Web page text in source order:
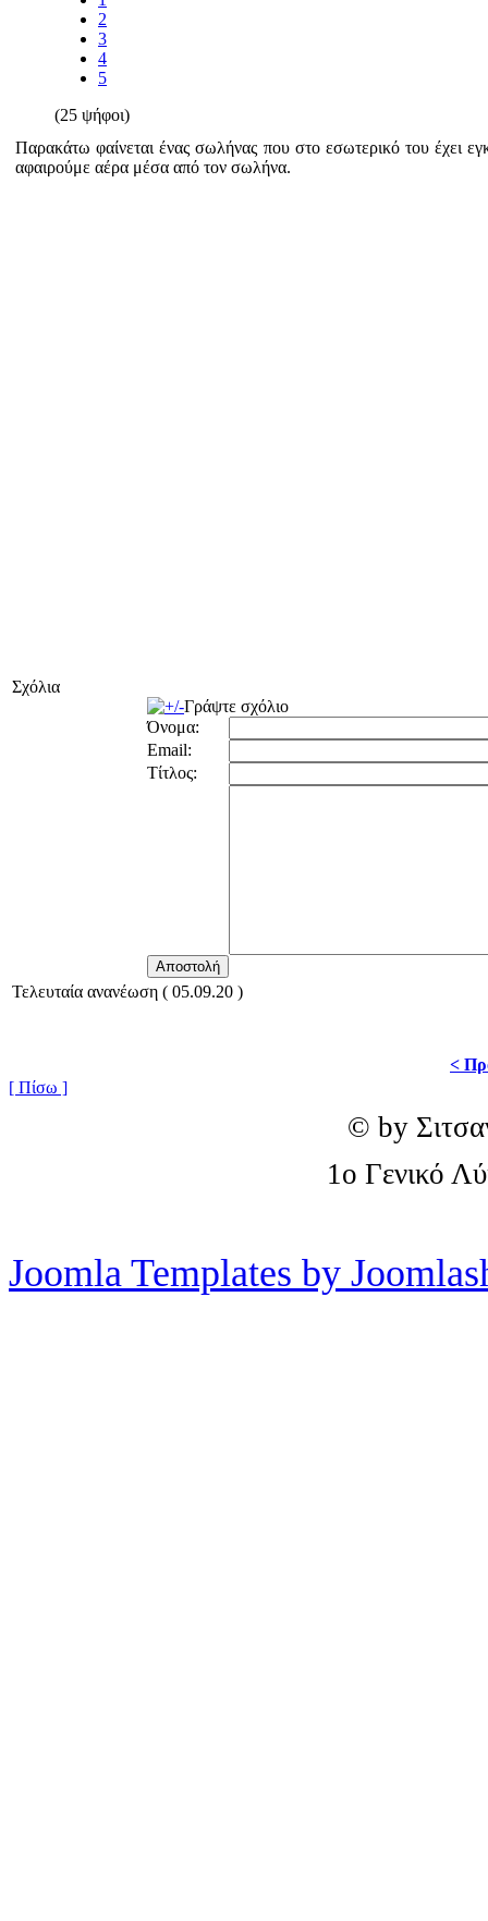
2
3
4
5
(25 ψήφοι)
Παρακάτω φαίνεται ένας σωλήνας που στο εσωτερικό του έχει
αφαιρούμε αέρα μέσα από τον σωλήνα.
Σχόλια
Γράψτε σχόλιο
Όνομα:
Email:
Τίτλος:
Τελευταία ανανέωση ( 05.09.20 )
<
[ Πίσω ]
© by
1o Γενικό
Joomla Templates by